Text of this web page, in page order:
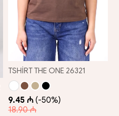
TSHİRT THE ONE 26321
9.45 ₼ (-50%)
18.90 ₼